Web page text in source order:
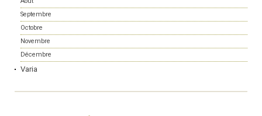
Septembre
Octobre
Novembre
Décembre
Varia